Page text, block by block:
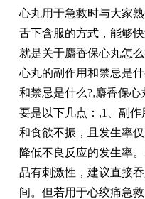
心丸用于急救时与大家
舌下含服的方式，能够
就是关于麝香保心丸怎
心丸的副作用和禁忌是
和禁忌是什么?,麝香保心
要是以下几点： ,1、副作
和食欲不振，且发生率
降低不良反应的发生率。
品有刺激性，建议直接
间。但若用于心绞痛急